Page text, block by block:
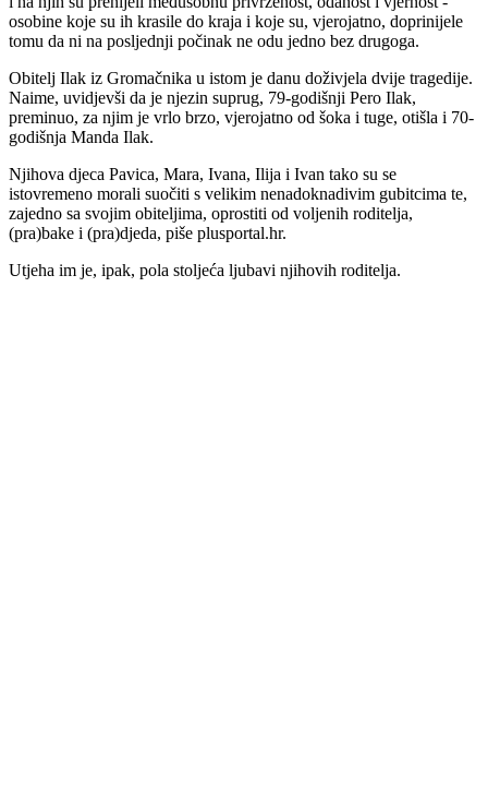
osobine koje su ih krasile do kraja i koje su, vjerojatno, doprinijele
tomu da ni na posljednji počinak ne odu jedno bez drugoga.
Obitelj Ilak iz Gromačnika u istom je danu doživjela dvije tragedije.
Naime, uvidjevši da je njezin suprug, 79-godišnji Pero Ilak,
preminuo, za njim je vrlo brzo, vjerojatno od šoka i tuge, otišla i 70-
godišnja Manda Ilak.
Njihova djeca Pavica, Mara, Ivana, Ilija i Ivan tako su se
istovremeno morali suočiti s velikim nenadoknadivim gubitcima te,
zajedno sa svojim obiteljima, oprostiti od voljenih roditelja,
(pra)bake i (pra)djeda, piše plusportal.hr.
Utjeha im je, ipak, pola stoljeća ljubavi njihovih roditelja.